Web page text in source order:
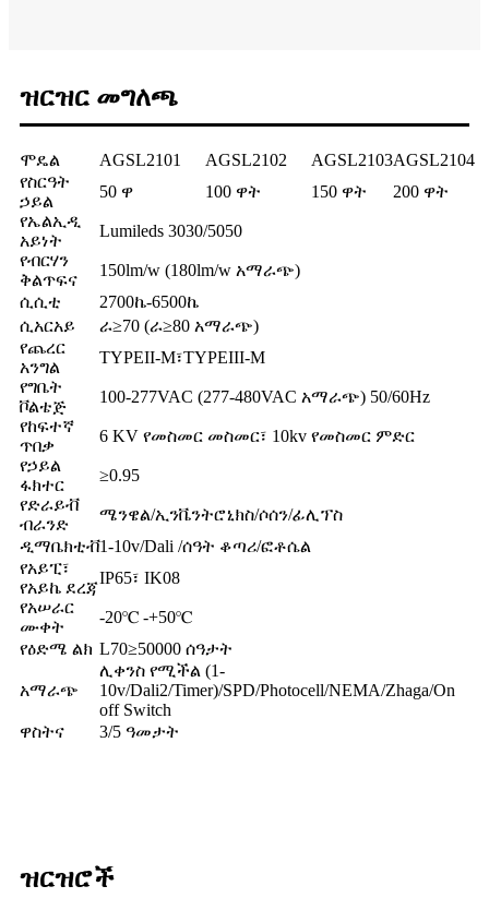
ዝርዝር መግለጫ
ሞዴል AGSL2101 AGSL2102 AGSL2103AGSL2104
የስርዓት
ኃይል
50 ዋ 100 ዋት 150 ዋት
200 ዋት
የኤልኢዲ
አይነት
Lumileds 3030/5050
የብርሃን
ቅልጥፍና
150lm/w (180lm/w አማራጭ)
ሲሲቲ
2700ኬ-6500ኬ
ሲአርአይ
ራ≥70 (ራ≥80 አማራጭ)
የጨረር
አንግል
TYPEII-M፣TYPEIII-M
የግቤት
ቮልቴጅ
100-277VAC (277-480VAC አማራጭ) 50/60Hz
የከፍተኛ
ጥበቃ
6 KV የመስመር መስመር፣ 10kv የመስመር ምድር
የኃይል
ፋክተር
≥0.95
የድራይቭ
ብራንድ
ሜንዌል/ኢንቬንትሮኒክስ/ሶሰን/ፊሊፕስ
ዲማቤክቲቭ1-10v/Dali /ሰዓት ቆጣሪ/ፎቶሴል
የአይፒ፣
የአይኬ ደረጃ
IP65፣ IK08
የአሠራር
ሙቀት
-20℃ -+50℃
የዕድሜ ልክ L70≥50000 ሰዓታት
አማራጭ
ሊቀንስ የሚችል (1-
10v/Dali2/Timer)/SPD/Photocell/NEMA/Zhaga/On
off Switch
ዋስትና
3/5 ዓመታት
ዝርዝሮች